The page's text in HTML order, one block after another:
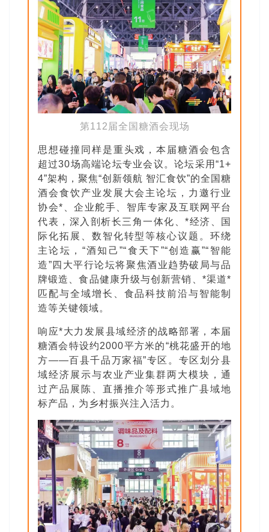
第112届全国糖酒会现场
思想碰撞同样是重头戏，本届糖酒会包含
超过30场高端论坛专业会议。论坛采用“1+
4”架构，聚焦“创新领航 智汇食饮”的全国糖
酒会食饮产业发展大会主论坛，力邀行业
协会*、企业舵手、智库专家及互联网平台
代表，深入剖析长三角一体化、*经济、国
际化拓展、数智化转型等核心议题。环绕
主论坛，“酒知己”“食天下”“创造赢”“智能
造”四大平行论坛将聚焦酒业趋势破局与品
牌锻造、食品健康升级与创新营销、*渠道*
匹配与全域增长、食品科技前沿与智能制
造等关键领域。
响应*大力发展县域经济的战略部署，本届
糖酒会特设约2000平方米的“桃花盛开的地
方——百县千品万家福”专区。专区划分县
域经济展示与农业产业集群两大模块，通
过产品展陈、直播推介等形式推广县域地
标产品，为乡村振兴注入活力。